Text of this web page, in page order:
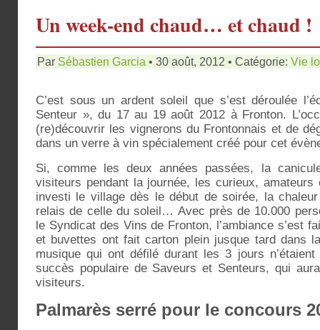
Un week-end chaud… et chaud !
Par Sébastien Garcia • 30 août, 2012 • Catégorie: Vie
C’est sous un ardent soleil que s’est déroulée
Senteur », du 17 au 19 août 2012 à Fronton.
(re)découvrir les vignerons du Frontonnais et de
dans un verre à vin spécialement créé pour cet
Si, comme les deux années passées, la
visiteurs pendant la journée, les curieux,
investi le village dès le début de soirée, la
relais de celle du soleil… Avec près de 10.000
le Syndicat des Vins de Fronton, l’ambiance s’est
et buvettes ont fait carton plein jusque tard dans
musique qui ont défilé durant les 3 jours
succès populaire de Saveurs et Senteurs, qui
visiteurs.
Palmarès serré pour le concours